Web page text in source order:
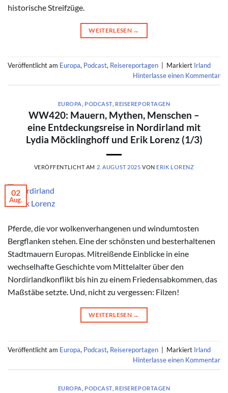
historische Streifzüge.
WEITERLESEN →
Veröffentlicht am Europa, Podcast, Reisereportagen Markiert Irland
Hinterlasse einen Kommentar
EUROPA PODCAST, REISEREPORTAGEN
WW420: Mauern, Mythen, Menschen –
eine Entdeckungsreise in Nordirland mit
Lydia Möcklinghoff und Erik Lorenz (1/3)
VERÖFFENTLICHT AM 2. AUGUST 2025 VON ERIK LORENZ
© Erik Lorenz
02
Aug.
Pferde, die vor wolkenverhangenen und windumtosten
Bergflanken stehen. Eine der schönsten und besterhaltenen
Stadtmauern Europas. Mitreißende Einblicke in eine
wechselhafte Geschichte vom Mittelalter über den
Nordirlandkonflikt bis hin zu einem Friedensabkommen, das
Maßstäbe setzte. Und, nicht zu vergessen: Filzen!
WEITERLESEN →
Veröffentlicht am Europa, Podcast, Reisereportagen Markiert Irland
Hinterlasse einen Kommentar
EUROPA PODCAST, REISEREPORTAGEN